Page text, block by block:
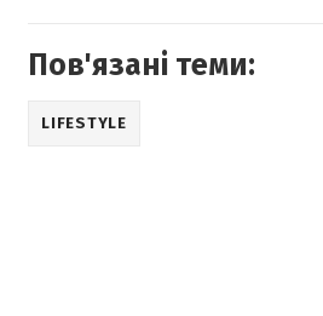
Пов'язані теми:
LIFESTYLE